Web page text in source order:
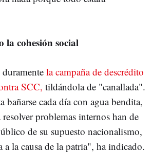
la cohesión social
la campaña de descrédito
SCC, tildándola de "canallada".
bañarse cada día con agua bendita,
problemas internos han de
de su supuesto nacionalismo,
a la causa de la patria", ha indicado.